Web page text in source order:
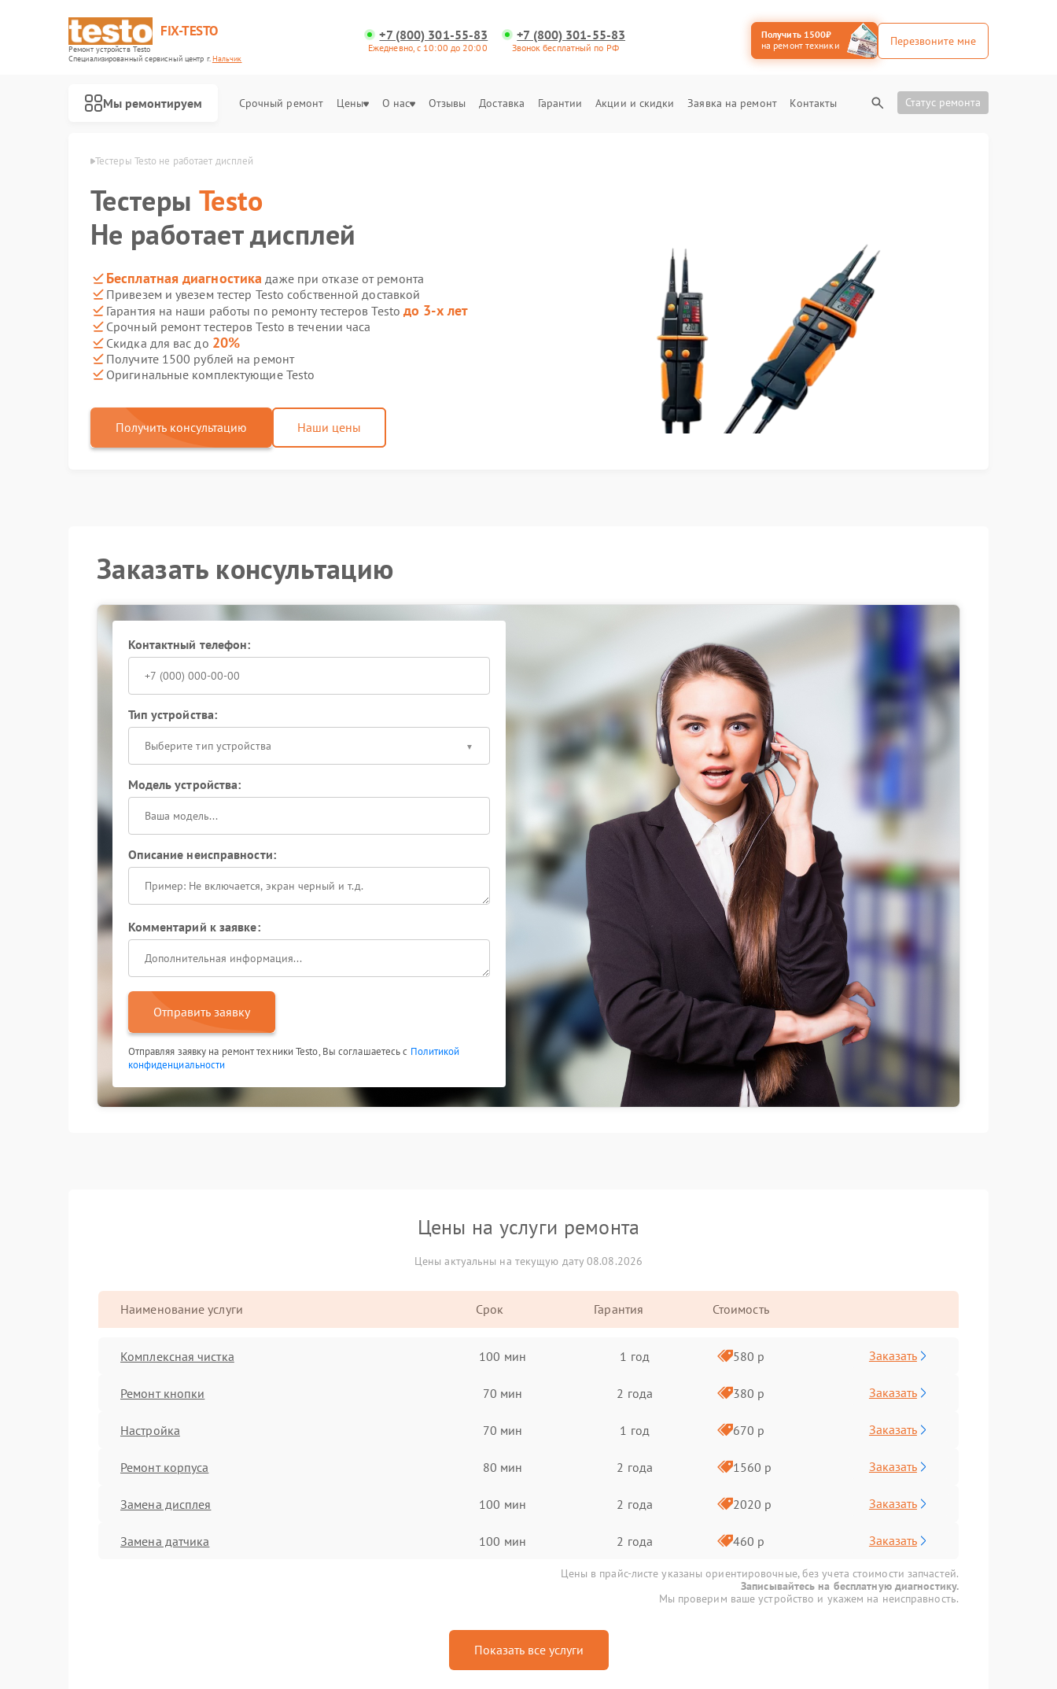
FIX-TESTO
Ремонт устройств Testo
Специализированный cервисный центр г.Нальчик
+7 (800) 301-55-83
Ежедневно, с 10:00 до 20:00
+7 (800) 301-55-83
Звонок бесплатный по РФ
Получить 1500₽
на ремонт техники
Перезвоните мне
Мы ремонтируем Срочный ремонт Цены О нас Отзывы Доставка Гарантии Акции и скидки Заявка на ремонт Контакты Статус ремонта
Тестеры Testo не работает дисплей
Тестеры Testo
Не работает дисплей
Бесплатная диагностика даже при отказе от ремонта
Привезем и увезем тестер Testo собственной доставкой
Гарантия на наши работы по ремонту тестеров Testo до 3-х лет
Срочный ремонт тестеров Testo в течении часа
Скидка для вас до 20%
Получите 1500 рублей на ремонт
Оригинальные комплектующие Testo
Получить консультацию Наши цены
Заказать консультацию
Контактный телефон:
Тип устройства:
Выберите тип устройства
Модель устройства:
Описание неисправности:
Комментарий к заявке:
Отправить заявку
Отправляя заявку на ремонт техники Testo, Вы соглашаетесь с Политикой
конфиденциальности
Цены на услуги ремонта
Цены актуальны на текущую дату 08.08.2026
Наименование услуги Срок Гарантия Стоимость
Комплексная чистка 100 мин 1 год 580 р Заказать
Ремонт кнопки 70 мин 2 года 380 р Заказать
Настройка 70 мин 1 год 670 р Заказать
Ремонт корпуса 80 мин 2 года 1560 р Заказать
Замена дисплея 100 мин 2 года 2020 р Заказать
Замена датчика 100 мин 2 года 460 р Заказать
Цены в прайс-листе указаны ориентировочные, без учета стоимости запчастей.
Записывайтесь на бесплатную диагностику.
Мы проверим ваше устройство и укажем на неисправность.
Показать все услуги